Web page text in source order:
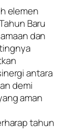
elemen
Baru
dan
antara
demi
aman
tahun